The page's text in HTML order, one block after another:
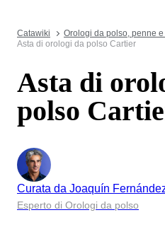
Catawiki Orologi da polso, penne
Asta di orologi da polso Cartier
Asta di
polso
Curata da Joaquín
Esperto di Orologi da polso